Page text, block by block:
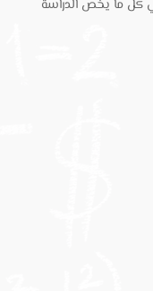
كل ما يخص الدراسة